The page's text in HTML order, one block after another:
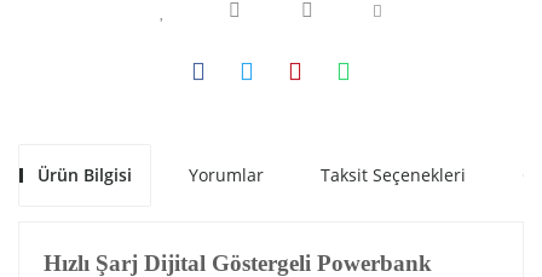
Ürün Bilgisi Yorumlar Taksit Seçenekleri
Hızlı Şarj Dijital Göstergeli Powerbank